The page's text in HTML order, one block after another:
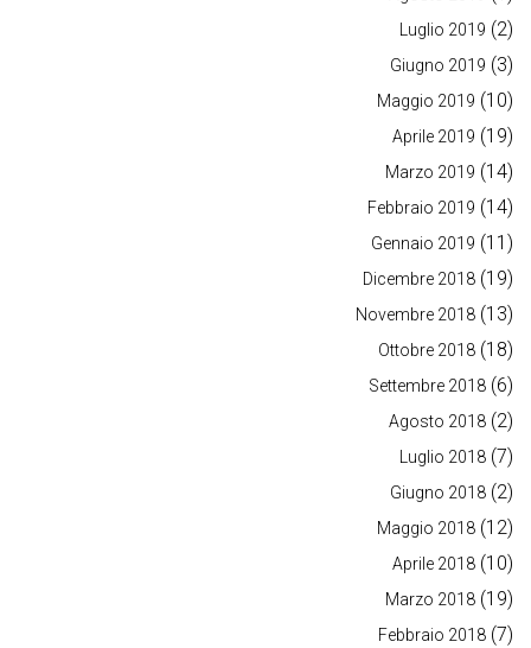
Luglio 2019 (2)
Giugno 2019 (3)
Maggio 2019 (10)
Aprile 2019 (19)
Marzo 2019 (14)
Febbraio 2019 (14)
Gennaio 2019 (11)
Dicembre 2018 (19)
Novembre 2018 (13)
Ottobre 2018 (18)
Settembre 2018 (6)
Agosto 2018 (2)
Luglio 2018 (7)
Giugno 2018 (2)
Maggio 2018 (12)
Aprile 2018 (10)
Marzo 2018 (19)
Febbraio 2018 (7)